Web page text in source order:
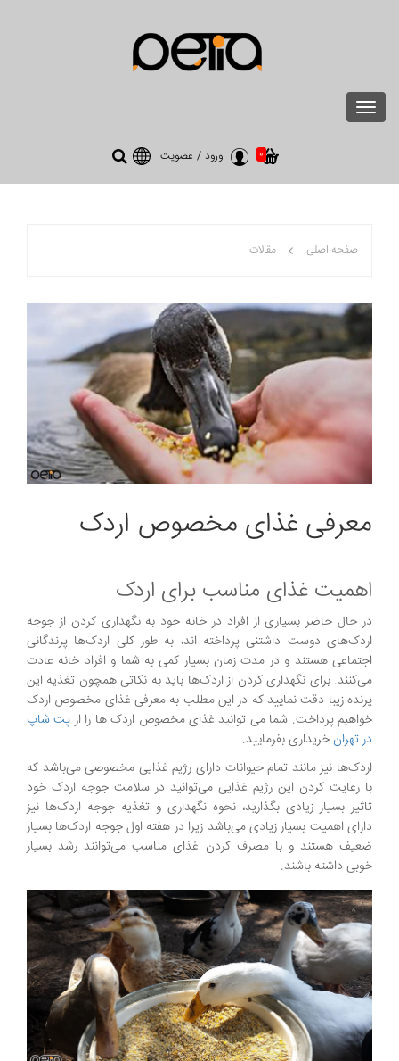
Toggle
navigation
0 ورود / عضویت
صفحه اصلی مقالات
معرفی غذای مخصوص اردک
اهمیت غذای مناسب برای اردک
در حال حاضر بسیاری از افراد در خانه خود به نگهداری کردن از جوجه
اردک‌های دوست داشتنی پرداخته اند، به طور کلی اردک‌ها پرندگانی
اجتماعی هستند و در مدت زمان بسیار کمی به شما و افراد خانه عادت
می‌کنند. برای نگهداری کردن از اردک‌ها باید به نکاتی همچون تغذیه این
پرنده زیبا دقت نمایید که در این مطلب به معرفی غذای مخصوص اردک
خواهیم پرداخت. شما می توانید غذای مخصوص اردک ها را از پت شاپ
در تهرانخریداری بفرمایید.
اردک‌ها نیز مانند تمام حیوانات دارای رژیم غذایی مخصوصی می‌باشد که
با رعایت کردن این رژیم غذایی می‌توانید در سلامت جوجه اردک خود
تاثیر بسیار زیادی بگذارید، نحوه نگهداری و تغذیه جوجه اردک‌ها نیز
دارای اهمیت بسیار زیادی می‌باشد زیرا در هفته اول جوجه اردک‌ها بسیار
ضعیف هستند و با مصرف کردن غذای مناسب می‌توانند رشد بسیار
خوبی داشته باشند.